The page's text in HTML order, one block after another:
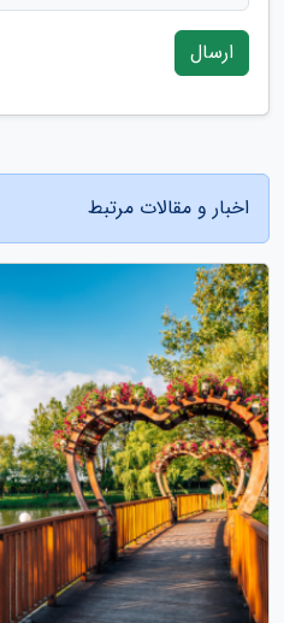
ارسال
اخبار و مقالات مرتبط